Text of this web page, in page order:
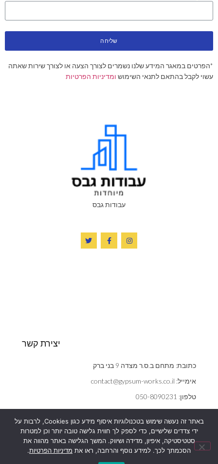
שליחה
*הפרטים במאגר המידע שלנו נשמרים לצורך הצעה או לצורך שירות שאתה
עשוי לקבל בהתאם לתנאי השימוש ומדיניות הפרטיות
עבודות גבס
יצירת קשר
כתובת: מתחם ב.ס.ר מצדה 9 בני ברק
אימייל: contact@gypsum-works.co.il
טלפון: 050-8090231
הצהרת נגישות
מדיניות פרטיות
באתר זה נעשה שימוש בטכנולוגיות איסוף מידע כגון Cookies, לרבות על
ידי צדדים שלישיים, כדי לספק לך חווית גלישה טובה יותר וכן למטרות
סטטיסטיקה, איפיון, מדידה ושיווק. המשך הגלישה באתר מהווה את
הסכמתך לכך. למידע נוסף והרחבה, ראו את מדיניות הפרטיות.
אנחנו משתמשים בעוגיות (cookies) כדי לשפר את חוויית הגלישה,
להציג הצעות ומודעות מותאמות ועוד כמפורט
המשך הגלישה באתר מהווה את הסכמתך לכך.